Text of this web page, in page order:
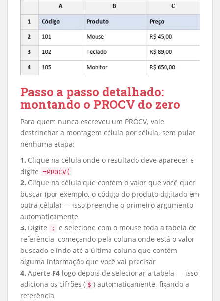
Passo a passo detalhado:
montando o PROCV do zero
Para quem nunca escreveu um PROCV, vale
destrinchar a montagem célula por célula, sem pular
nenhuma etapa:
1. Clique na célula onde o resultado deve aparecer e
digite =PROCV(
2. Clique na célula que contém o valor que você quer
buscar (por exemplo, o código do produto digitado em
outra célula) — isso preenche o primeiro argumento
automaticamente
3. Digite ;
e selecione com o mouse toda a tabela de
referência, começando pela coluna onde está o valor
buscado e indo até a última coluna que contém
alguma informação que você vai precisar
4. Aperte F4 logo depois de selecionar a tabela — isso
adiciona os cifrões ( $ ) automaticamente, fixando a
referência